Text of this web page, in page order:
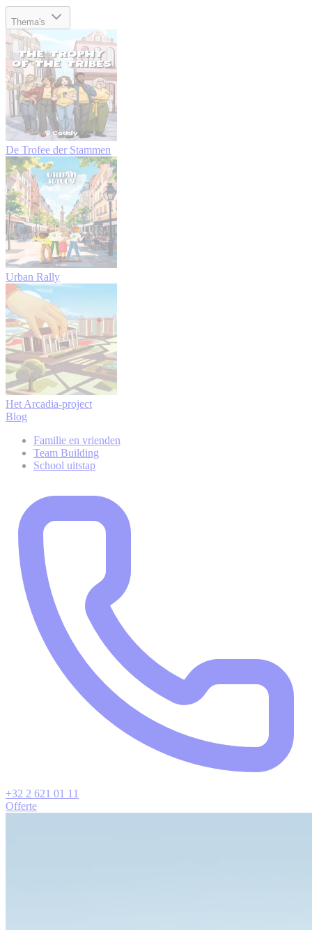
Thema's
De Trofee der Stammen
Urban Rally
Het Arcadia-project
Blog
Familie en vrienden
Team Building
School uitstap
+32 2 621 01 11
Offerte